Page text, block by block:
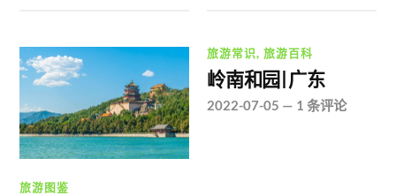
旅游图鉴
旅游常识,旅游百科
岭南和园|广东
2022-07-05 — 1 条评论